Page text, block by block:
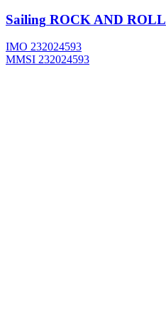
Sailing ROCK AND ROLL
IMO 232024593
MMSI 232024593